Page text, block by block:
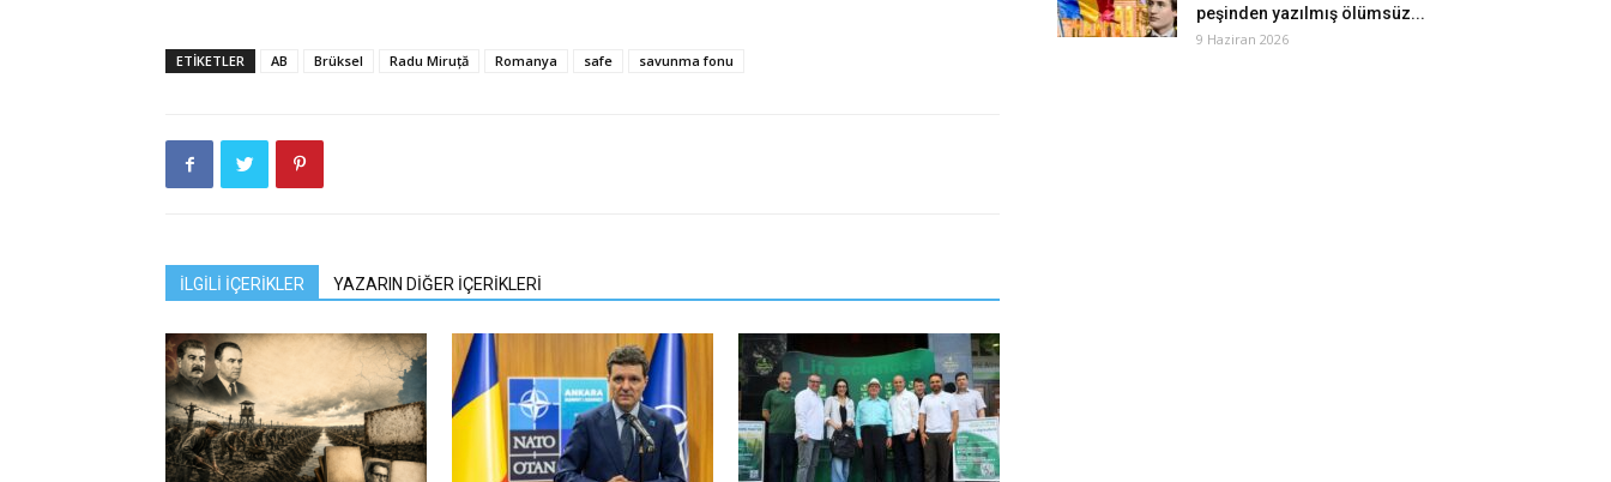
ETIKETLER AB Brüksel Radu Miruță Romanya safe savunma fonu
İLGİLİ İÇERİKLER YAZARIN DİĞER İÇERİKLERİ
peşinden yazılmış ölümsüz...
9 Haziran 2026